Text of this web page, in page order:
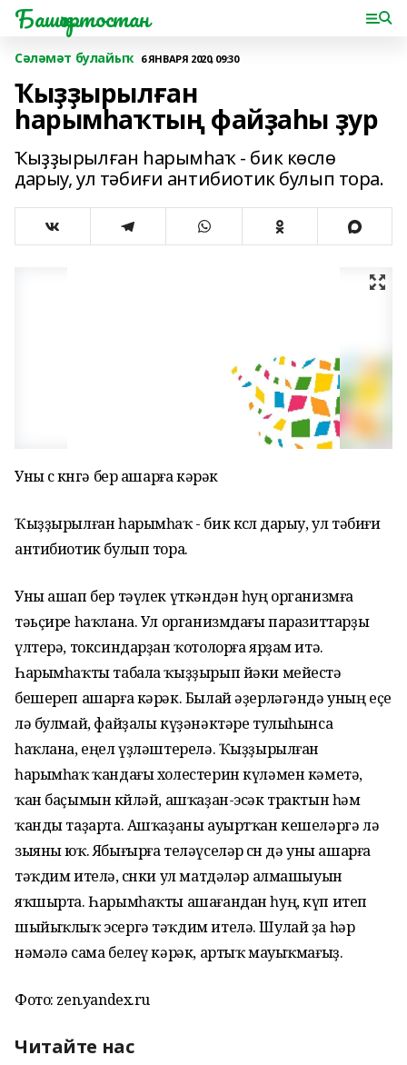
Башҡортостан
Сәләмәт булайыҡ 6 ЯНВАРЯ 2020, 09:30
Ҡыҙҙырылған
һарымһаҡтың файҙаһы ҙур
Ҡыҙҙырылған һарымһаҡ - бик көслө
дарыу, ул тәбиғи антибиотик булып тора.
Уны өс көнгә бер ашарға кәрәк
Ҡыҙҙырылған һарымһаҡ - бик көслө дарыу, ул тәбиғи
антибиотик булып тора.
Уны ашап бер тәүлек үткәндән һуң организмға
тәьҫире һаҡлана. Ул организмдағы паразиттарҙы
үлтерә, токсиндарҙан ҡотолорға ярҙам итә.
Һарымһаҡты табала ҡыҙҙырып йәки мейестә
бешереп ашарға кәрәк. Былай әҙерләгәндә уның еҫе
лә булмай, файҙалы күҙәнәктәре тулыһынса
һаҡлана, еңел үҙләштерелә. Ҡыҙҙырылған
һарымһаҡ ҡандағы холестерин күләмен кәметә,
ҡан баҫымын көйләй, ашҡаҙан-эсәк трактын һәм
ҡанды таҙарта. Ашҡаҙаны ауыртҡан кешеләргә лә
зыяны юҡ. Ябығырға теләүселәр өсөн дә уны ашарға
тәҡдим ителә, сөнки ул матдәләр алмашыуын
яҡшырта. Һарымһаҡты ашағандан һуң, күп итеп
шыйыҡлыҡ эсергә тәҡдим ителә. Шулай ҙа һәр
нәмәлә сама белеү кәрәк, артыҡ мауыҡмағыҙ.
Фото: zen.yandex.ru
Читайте нас